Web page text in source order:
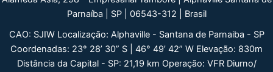
Parnaíba | SP | 06543-312 | Brasil
CAO: SJIW Localização: Alphaville - Santana de Parnaiba - SP
Coordenadas: 23° 28’ 30” S | 46° 49’ 42” W Elevação: 830m
Distância da Capital - SP: 21,19 km Operação: VFR Diurno/